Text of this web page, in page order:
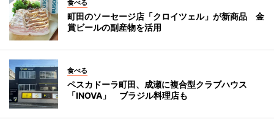
食べる
町田のソーセージ店「クロイツェル」が新商品 金
賞ビールの副産物を活用
食べる
ペスカドーラ町田、成瀬に複合型クラブハウス
「INOVA」 ブラジル料理店も